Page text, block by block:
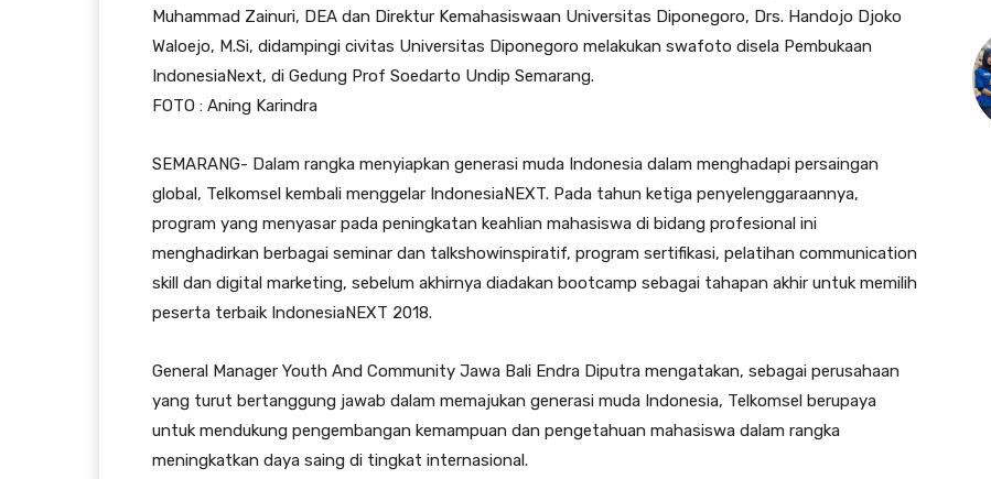
Muhammad Zainuri, DEA dan Direktur Kemahasiswaan Universitas Diponegoro, Drs. Handojo Djoko
Waloejo, M.Si, didampingi civitas Universitas Diponegoro melakukan swafoto disela Pembukaan
IndonesiaNext, di Gedung Prof Soedarto Undip Semarang.
FOTO : Aning Karindra
SEMARANG- Dalam rangka menyiapkan generasi muda Indonesia dalam menghadapi persaingan
global, Telkomsel kembali menggelar IndonesiaNEXT. Pada tahun ketiga penyelenggaraannya,
program yang menyasar pada peningkatan keahlian mahasiswa di bidang profesional ini
menghadirkan berbagai seminar dan talkshowinspiratif, program sertifikasi, pelatihan communication
skill dan digital marketing, sebelum akhirnya diadakan bootcamp sebagai tahapan akhir untuk memilih
peserta terbaik IndonesiaNEXT 2018.
General Manager Youth And Community Jawa Bali Endra Diputra mengatakan, sebagai perusahaan
yang turut bertanggung jawab dalam memajukan generasi muda Indonesia, Telkomsel berupaya
untuk mendukung pengembangan kemampuan dan pengetahuan mahasiswa dalam rangka
meningkatkan daya saing di tingkat internasional.